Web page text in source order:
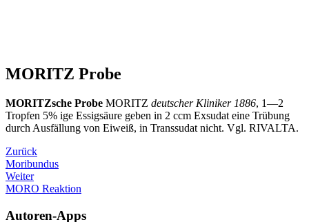
MORITZ Probe
MORITZsche Probe MORITZ deutscher Kliniker 1886, 1—2
Tropfen 5% ige Essigsäure geben in 2 ccm Exsudat eine Trübung
durch Ausfällung von Eiweiß, in Transsudat nicht. Vgl. RIVALTA.
Zurück
Moribundus
Weiter
MORO Reaktion
Autoren-Apps